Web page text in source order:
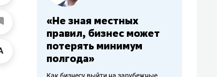
работа «Не зная местных
правил, бизнес может
потерять минимум
полгода»